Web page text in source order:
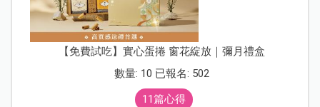
【免費試吃】實心蛋捲 窗花綻放｜彌月禮盒
數量: 10 已報名: 502
11篇心得